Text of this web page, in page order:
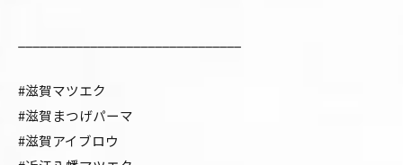
#滋賀マツエク
#滋賀まつげパーマ
#滋賀アイブロウ